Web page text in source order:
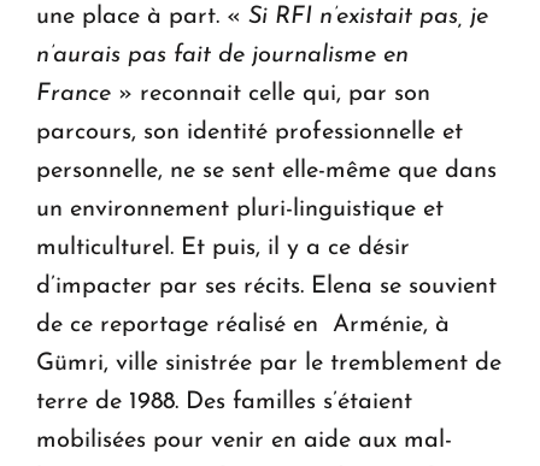
une place à part. « Si RFI n’existait pas, je
n’aurais pas fait de journalisme en
France » reconnait celle qui, par son
parcours, son identité professionnelle et
personnelle, ne se sent elle-même que dans
un environnement pluri-linguistique et
multiculturel. Et puis, il y a ce désir
d’impacter par ses récits. Elena se souvient
de ce reportage réalisé en Arménie, à
Gümri, ville sinistrée par le tremblement de
terre de 1988. Des familles s’étaient
mobilisées pour venir en aide aux mal-